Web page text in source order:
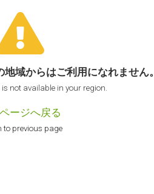
地域からはご利用になれません。
not available in your region.
ージへ戻る
to previous page